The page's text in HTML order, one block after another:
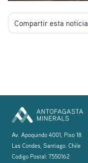
Compartir esta noticia
Av. Apoquindo 4001, Piso 18.
Las Condes, Santiago. Chile
Codigo Postal: 7550162